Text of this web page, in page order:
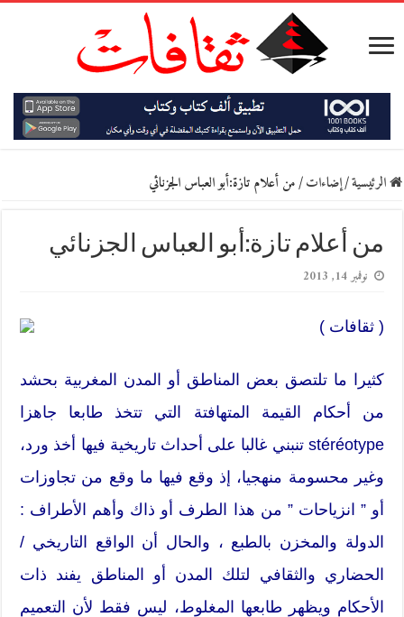
الرئيسية/إضاءات/من أعلام تازة:أبو العباس الجزنائي
من أعلام تازة:أبو العباس الجزنائي
نوفمبر 14, 2013
( ثقافات )
كثيرا ما تلتصق بعض المناطق أو المدن المغربية بحشد
من أحكام القيمة المتهافتة التي تتخذ طابعا جاهزا
stéréotype تنبني غالبا على أحداث تاريخية فيها أخذ ورد،
وغير محسومة منهجيا، إذ وقع فيها ما وقع من تجاوزات
أو ” انزياحات ” من هذا الطرف أو ذاك وأهم الأطراف :
الدولة والمخزن بالطبع ، والحال أن الواقع التاريخي /
الحضاري والثقافي لتلك المدن أو المناطق يفند ذات
الأحكام ويظهر طابعها المغلوط، ليس فقط لأن التعميم